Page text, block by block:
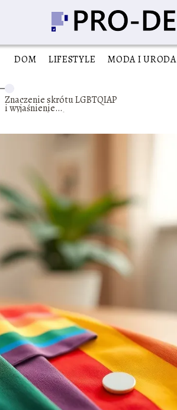
DOM LIFESTYLE MODA I URODA
Znaczenie skrótu LGBTQIAP
i wyjaśnienie
poszczególnych pojęć